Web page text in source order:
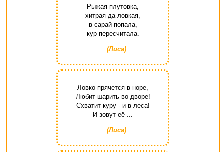
Рыжая плутовка,
хитрая да ловкая,
в сарай попала,
кур пересчитала.
(Лиса)
Ловко прячется в норе,
Любит шарить во дворе!
Схватит куру - и в леса!
И зовут её ...
(Лиса)